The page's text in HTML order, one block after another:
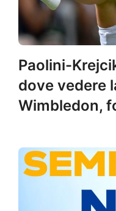
Paolini-
dove vedere
Wimbledon,